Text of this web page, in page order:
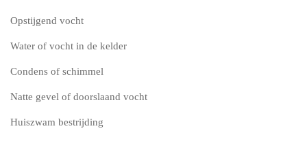
Opstijgend vocht
Water of vocht in de kelder
Condens of schimmel
Natte gevel of doorslaand vocht
Huiszwam bestrijding